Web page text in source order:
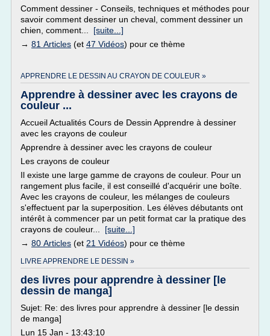
Comment dessiner - Conseils, techniques et méthodes pour
savoir comment dessiner un cheval, comment dessiner un
chien, comment... [suite...]
→ 81 Articles (et 47 Vidéos) pour ce thème
APPRENDRE LE DESSIN AU CRAYON DE COULEUR »
Apprendre à dessiner avec les crayons de
couleur ...
Accueil Actualités Cours de Dessin Apprendre à dessiner
avec les crayons de couleur
Apprendre à dessiner avec les crayons de couleur
Les crayons de couleur
Il existe une large gamme de crayons de couleur. Pour un
rangement plus facile, il est conseillé d'acquérir une boîte.
Avec les crayons de couleur, les mélanges de couleurs
s'effectuent par la superposition. Les élèves débutants ont
intérêt à commencer par un petit format car la pratique des
crayons de couleur... [suite...]
→ 80 Articles (et 21 Vidéos) pour ce thème
LIVRE APPRENDRE LE DESSIN »
des livres pour apprendre à dessiner [le
dessin de manga]
Sujet: Re: des livres pour apprendre à dessiner [le dessin
de manga]
Lun 15 Jan - 13:43:10